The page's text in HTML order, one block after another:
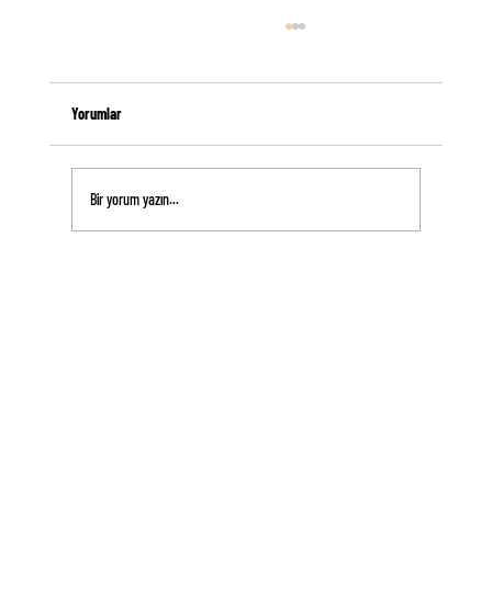
Bu Teknikle Ruhunu ve Bedenini Dengele!
Yorumlar
Bir yorum yazın...